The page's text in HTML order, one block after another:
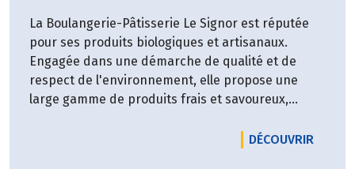
La Boulangerie-Pâtisserie Le Signor est réputée
pour ses produits biologiques et artisanaux.
Engagée dans une démarche de qualité et de
respect de l'environnement, elle propose une
large gamme de produits frais et savoureux,
DÉCOUVRIR